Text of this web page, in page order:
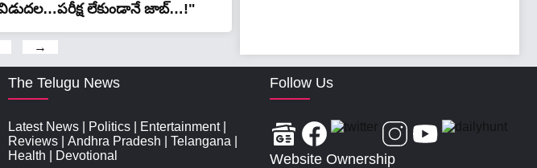
లేకుండానే జాబ్…!"
→
The Telugu News
Latest News Politics Entertainment|
Reviews
Andhra Pradesh Telangana
Health
Devotional
Follow Us
Website Ownership